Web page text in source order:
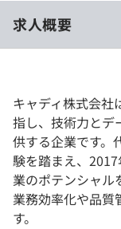
求人概要
キャディ株式会社
指し、技術力とデ
供する企業です。
験を踏まえ、
業のポテンシャル
業務効率化や品質
す。